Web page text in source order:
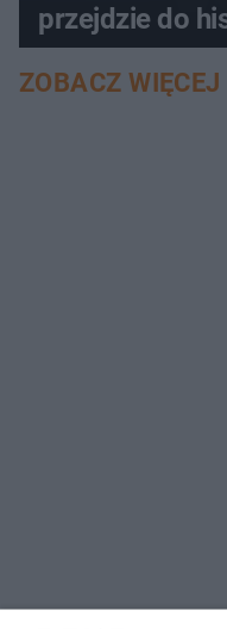
przejdzie do
ZOBACZ WIĘCEJ